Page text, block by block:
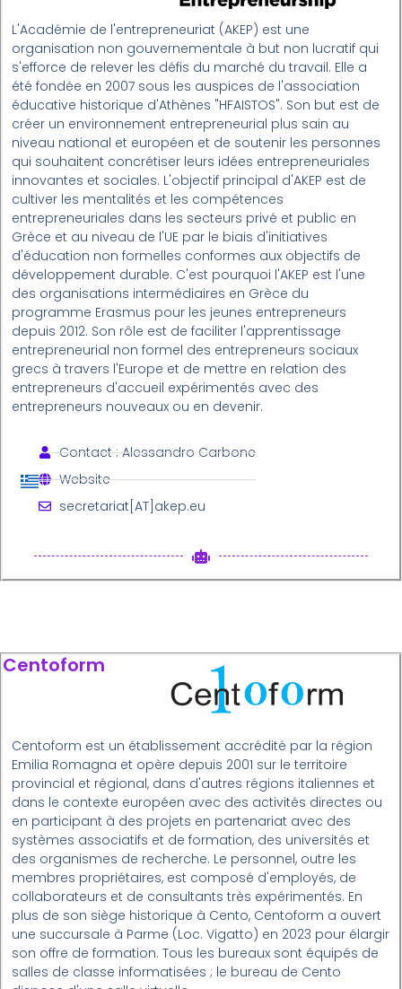
L'Académie de l'entrepreneuriat (AKEP) est une
organisation non gouvernementale à but non lucratif qui
s'efforce de relever les défis du marché du travail. Elle a
été fondée en 2007 sous les auspices de l'association
éducative historique d'Athènes "HFAISTOS". Son but est de
créer un environnement entrepreneurial plus sain au
niveau national et européen et de soutenir les personnes
qui souhaitent concrétiser leurs idées entrepreneuriales
innovantes et sociales. L'objectif principal d'AKEP est de
cultiver les mentalités et les compétences
entrepreneuriales dans les secteurs privé et public en
Grèce et au niveau de l'UE par le biais d'initiatives
d'éducation non formelles conformes aux objectifs de
développement durable. C'est pourquoi l'AKEP est l'une
des organisations intermédiaires en Grèce du
programme Erasmus pour les jeunes entrepreneurs
depuis 2012. Son rôle est de faciliter l'apprentissage
entrepreneurial non formel des entrepreneurs sociaux
grecs à travers l'Europe et de mettre en relation des
entrepreneurs d'accueil expérimentés avec des
entrepreneurs nouveaux ou en devenir.
Contact : Alessandro Carbone
Website
secretariat[AT]akep.eu
Centoform
Centoform est un établissement accrédité par la région
Emilia Romagna et opère depuis 2001 sur le territoire
provincial et régional, dans d'autres régions italiennes et
dans le contexte européen avec des activités directes ou
en participant à des projets en partenariat avec des
systèmes associatifs et de formation, des universités et
des organismes de recherche. Le personnel, outre les
membres propriétaires, est composé d'employés, de
collaborateurs et de consultants très expérimentés. En
plus de son siège historique à Cento, Centoform a ouvert
une succursale à Parme (Loc. Vigatto) en 2023 pour élargir
son offre de formation. Tous les bureaux sont équipés de
salles de classe informatisées ; le bureau de Cento